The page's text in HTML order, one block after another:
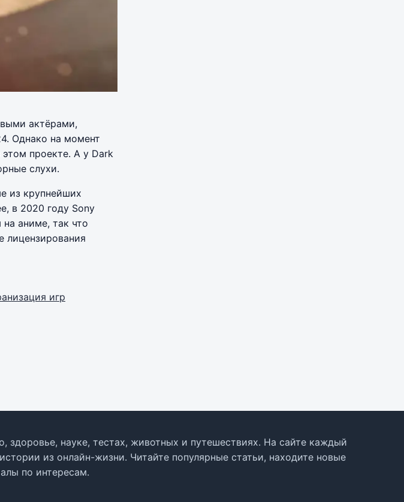
актёрами,
Однако на момент
этом проекте. А у Dark
слухи.
из крупнейших
в 2020 году Sony
аниме, так что
лицензирования
игр
здоровье, науке, тестах, животных и путешествиях. На сайте каждый
из онлайн-жизни. Читайте популярные статьи, находите новые
по интересам.